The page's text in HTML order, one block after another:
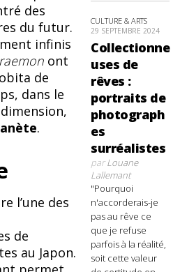
des
du futur.
infinis
ont
de
dans le
.
l’une des
de
au Japon.
CULTURE & ARTS
29 SEPTEMBRE 2024
Collectionne
uses de
rêves :
portraits de
photograph
es
surréalistes
parLouane
Lallemant
"Pourquoi
n'accorderais-je
pas au rêve ce
que je refuse
parfois à la réalité,
soit cette valeur